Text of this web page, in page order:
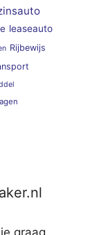
leaseauto
Rijbewijs
graag